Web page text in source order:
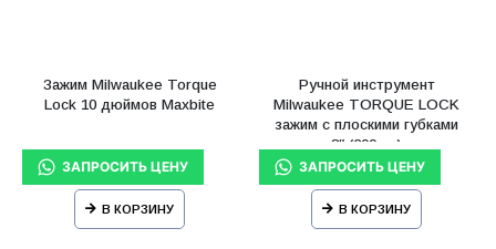
Зажим Milwaukee Torque
Lock 10 дюймов Maxbite
В КОРЗИНУ
Ручной инструмент
Milwaukee TORQUE LOCK
зажим с плоскими губками
8″ (200мм)
В КОРЗИНУ